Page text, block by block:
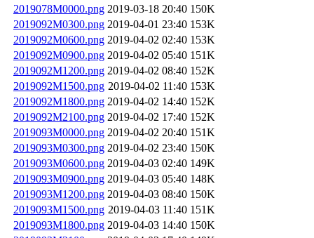
2019078M0000.png 2019-03-18 20:40 150K
2019092M0300.png 2019-04-01 23:40 153K
2019092M0600.png 2019-04-02 02:40 153K
2019092M0900.png 2019-04-02 05:40 151K
2019092M1200.png 2019-04-02 08:40 152K
2019092M1500.png 2019-04-02 11:40 153K
2019092M1800.png 2019-04-02 14:40 152K
2019092M2100.png 2019-04-02 17:40 152K
2019093M0000.png 2019-04-02 20:40 151K
2019093M0300.png 2019-04-02 23:40 150K
2019093M0600.png 2019-04-03 02:40 149K
2019093M0900.png 2019-04-03 05:40 148K
2019093M1200.png 2019-04-03 08:40 150K
2019093M1500.png 2019-04-03 11:40 151K
2019093M1800.png 2019-04-03 14:40 150K